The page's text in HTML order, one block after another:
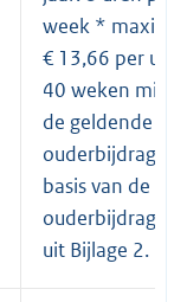
week *
€ 13,66 per uur
40 weken minus
de geldende
ouderbijdrage
basis van de
uit Bijlage 2.